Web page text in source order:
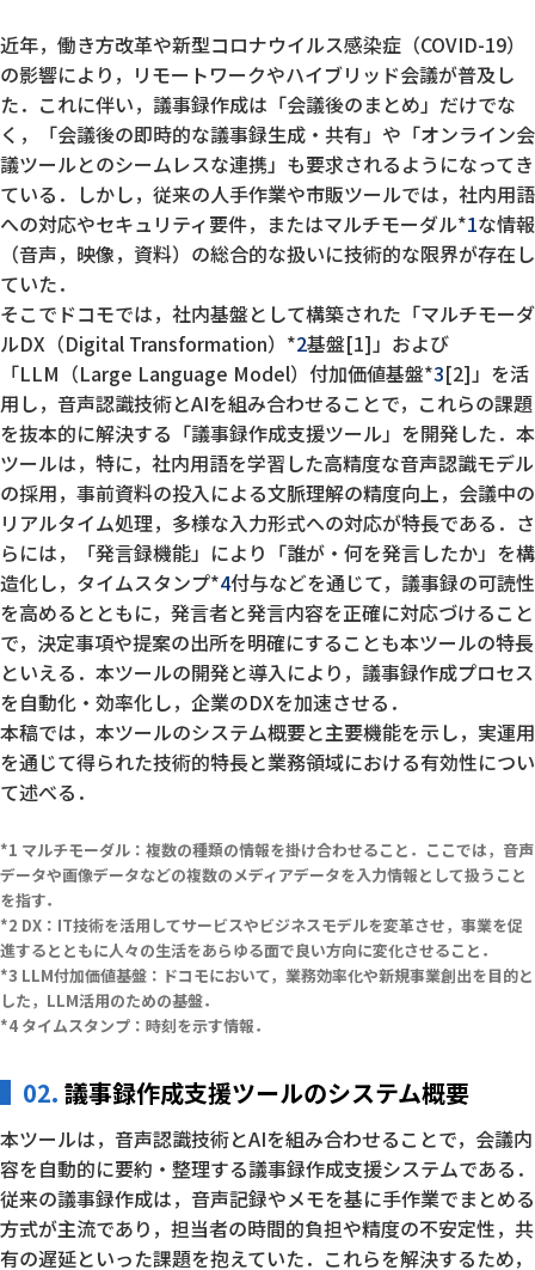
近年，働き方改革や新型コロナウイルス感染症（COVID-19）
の影響により，リモートワークやハイブリッド会議が普及し
た．これに伴い，議事録作成は「会議後のまとめ」だけでな
く，「会議後の即時的な議事録生成・共有」や「オンライン会
議ツールとのシームレスな連携」も要求されるようになってき
ている．しかし，従来の人手作業や市販ツールでは，社内用語
への対応やセキュリティ要件，またはマルチモーダル*1な情報
（音声，映像，資料）の総合的な扱いに技術的な限界が存在し
ていた．
そこでドコモでは，社内基盤として構築された「マルチモーダ
ルDX（Digital Transformation）*2基盤[1]」および
「LLM（Large Language Model）付加価値基盤*3[2]」を活
用し，音声認識技術とAIを組み合わせることで，これらの課題
を抜本的に解決する「議事録作成支援ツール」を開発した．本
ツールは，特に，社内用語を学習した高精度な音声認識モデル
の採用，事前資料の投入による文脈理解の精度向上，会議中の
リアルタイム処理，多様な入力形式への対応が特長である．さ
らには，「発言録機能」により「誰が・何を発言したか」を構
造化し，タイムスタンプ*4付与などを通じて，議事録の可読性
を高めるとともに，発言者と発言内容を正確に対応づけること
で，決定事項や提案の出所を明確にすることも本ツールの特長
といえる．本ツールの開発と導入により，議事録作成プロセス
を自動化・効率化し，企業のDXを加速させる．
本稿では，本ツールのシステム概要と主要機能を示し，実運用
を通じて得られた技術的特長と業務領域における有効性につい
て述べる．
マルチモーダル：複数の種類の情報を掛け合わせること．ここでは，音声
データや画像データなどの複数のメディアデータを入力情報として扱うこと
を指す．
DX：IT技術を活用してサービスやビジネスモデルを変革させ，事業を促
進するとともに人々の生活をあらゆる面で良い方向に変化させること．
LLM付加価値基盤：ドコモにおいて，業務効率化や新規事業創出を目的と
した，LLM活用のための基盤．
タイムスタンプ：時刻を示す情報．
02. 議事録作成支援ツールのシステム概要
本ツールは，音声認識技術とAIを組み合わせることで，会議内
容を自動的に要約・整理する議事録作成支援システムである．
従来の議事録作成は，音声記録やメモを基に手作業でまとめる
方式が主流であり，担当者の時間的負担や精度の不安定性，共
有の遅延といった課題を抱えていた．これらを解決するため，